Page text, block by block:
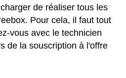
de réaliser tous les
Pour cela, il faut tout
vous avec le technicien
de la souscription à l'offre